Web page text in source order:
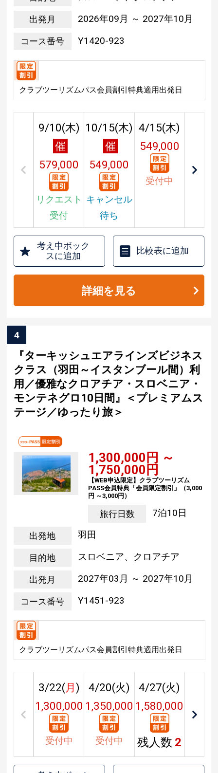
出発月 2026年09月 ～ 2027年10月
コース番号 Y1420-923
クラブツーリズムパス会員割引特典適用出発日
9/10(木)
催
579,000
円
リクエスト
受付
10/15(木)
催
549,000
円
キャンセル
待ち
4/15(木)
549,000
円
受付中
考え中ボック
スに追加
比較表に追加
詳細を見る
4
『ターキッシュエアラインズビジネス
クラス（羽田～イスタンブール間）利
用／優雅なクロアチア・スロベニア・
モンテネグロ10日間』＜プレミアムス
テージ／ゆったり旅＞
1,300,000円 ～
1,750,000円
【WEB申込限定】クラブツーリズム
PASS会員特典「会員限定割引」（3,000
円 ～3,000円）
旅行日数 7泊10日
出発地 羽田
目的地 スロベニア、クロアチア
出発月 2027年03月 ～ 2027年10月
コース番号 Y1451-923
クラブツーリズムパス会員割引特典適用出発日
3/22(月)
1,300,000
円
受付中
4/20(火)
1,350,000
円
受付中
4/27(火)
1,580,000
円
残人数 2